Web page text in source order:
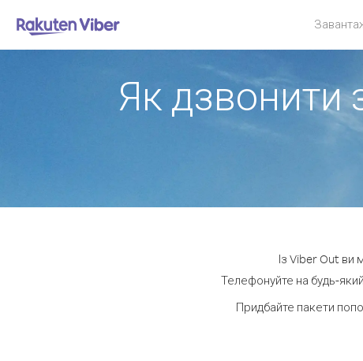
Як дзвонити
Із Viber Out ви
Телефонуйте на будь-
Придбайте пакети